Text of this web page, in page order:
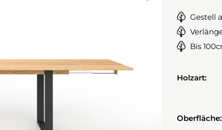
Gestell
Bis
Holzart:
Oberfläche: